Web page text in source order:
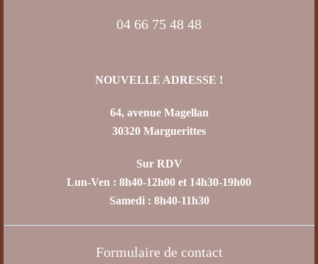
04 66 75 48 48
NOUVELLE ADRESSE !
64, avenue Magellan
30320 Marguerittes
Sur RDV
Lun-Ven : 8h40-12h00 et 14h30-19h00
Samedi : 8h40-11h30
Formulaire de contact